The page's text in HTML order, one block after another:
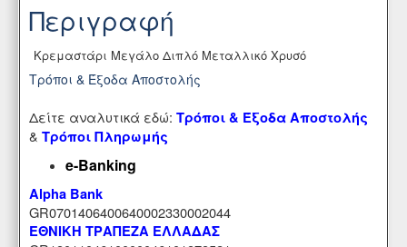
Περιγραφή
Κρεμαστάρι Μεγάλο Διπλό Μεταλλικό Χρυσό
Τρόποι & Έξοδα Αποστολής
Δείτε αναλυτικά εδώ: Τρόποι & Έξοδα Αποστολής
& Τρόποι Πληρωμής
e-Banking
Alpha Bank
GR0701406400640002330002044
ΕΘΝΙΚΗ ΤΡΑΠΕΖΑ ΕΛΛΑΔΑΣ